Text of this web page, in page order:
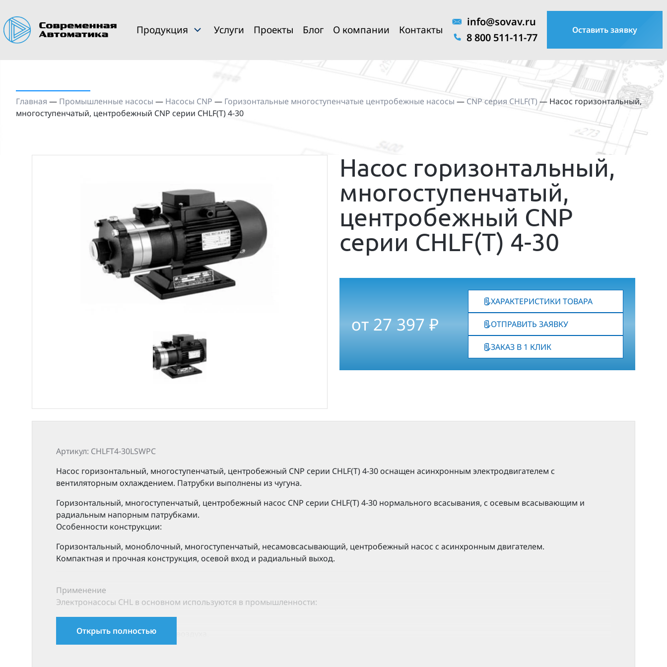
Продукция Услуги Проекты Блог О компании Контакты
info@sovav.ru
8 800 511-11-77
Оставить заявку
Главная — Промышленные насосы — Насосы CNP — Горизонтальные многоступенчатые центробежные насосы — CNP серия CHLF(T)— Насос горизонтальный,
многоступенчатый, центробежный CNP серии CHLF(T) 4-30
Насос горизонтальный,
многоступенчатый,
центробежный CNP
серии CHLF(T) 4-30
от 27 397 ₽
ХАРАКТЕРИСТИКИ ТОВАРА
ОТПРАВИТЬ ЗАЯВКУ
ЗАКАЗ В 1 КЛИК
Артикул: CHLFT4-30LSWPC
Насос горизонтальный, многоступенчатый, центробежный CNP серии CHLF(T) 4-30 оснащен асинхронным электродвигателем с
вентиляторным охлаждением. Патрубки выполнены из чугуна.
Горизонтальный, многоступенчатый, центробежный насос CNP серии CHLF(T) 4-30 нормального всасывания, с осевым всасывающим и
радиальным напорным патрубками.
Особенности конструкции:
Горизонтальный, моноблочный, многоступенчатый, несамовсасывающий, центробежный насос с асинхронным двигателем.
Компактная и прочная конструкция, осевой вход и радиальный выход.
Применение
Электронасосы CHL в основном используются в промышленности:
Системы кондиционирования воздуха.
Системы охлаждения, циркуляции, водонагрева.
Открыть полностью